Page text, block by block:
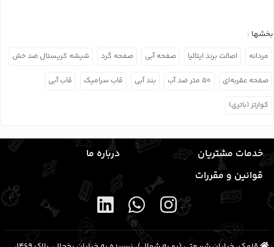
بخشها :
مردانه اصالت برند ایتالیا صفحه آبی صفحه گرد شیشه کریستال ضد خش
صفحه عقربه‌ای ۵۰ متر ضد آب بند آبی قاب سرامیک قاب آبی
کوارتز (باتری)
خدمات مشتریان
درباره ما
قوانین و مقررات